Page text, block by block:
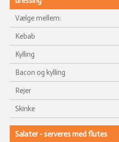
Vælge mellem:
Kebab
Kylling
Bacon og kylling
Rejer
Skinke
Salater - serveres med flutes